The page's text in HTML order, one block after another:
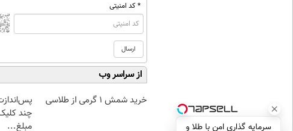
* کد امنیتی
از سراسر وب
خرید شمش 1 گرمی از طلاسی
چند
مبلغ...
سرمایه گذاری امن با طلا و